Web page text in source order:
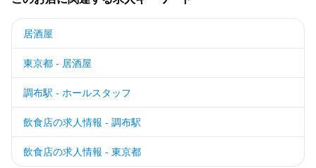
居酒屋
東京都 - 居酒屋
調布駅 - ホールスタッフ
飲食店の求人情報 - 調布駅
飲食店の求人情報 - 東京都